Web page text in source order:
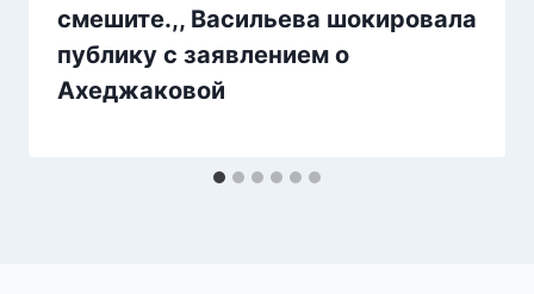
смешите.,, Васильева шокировала
публику с заявлением о
Ахеджаковой